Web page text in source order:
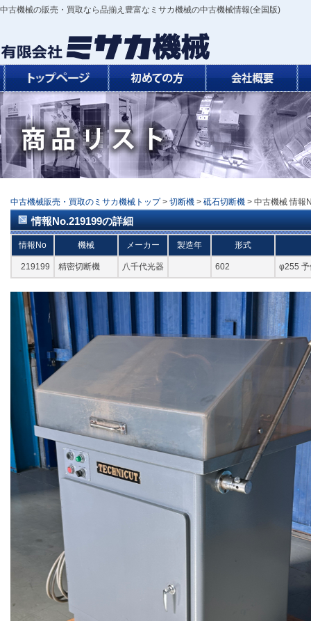
中古機械の販売・買取なら品揃え豊富なミサカ機械の中古機械情報(全国版)
中古機械販売・買取のミサカ機械トップ > 切断機 > 砥石切断機 > 中古機械 情報
情報No.219199の詳細
情報No 機械 メーカー 製造年 形式
219199 精密切断機 八千代光器 602 φ255 予